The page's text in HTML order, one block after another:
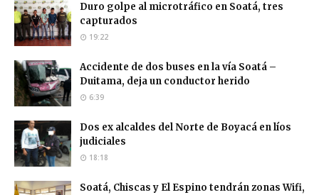
Duro golpe al microtráfico en Soatá, tres
capturados
19:22
Accidente de dos buses en la vía Soatá –
Duitama, deja un conductor herido
6:39
Dos ex alcaldes del Norte de Boyacá en líos
judiciales
18:18
Soatá, Chiscas y El Espino tendrán zonas Wifi,